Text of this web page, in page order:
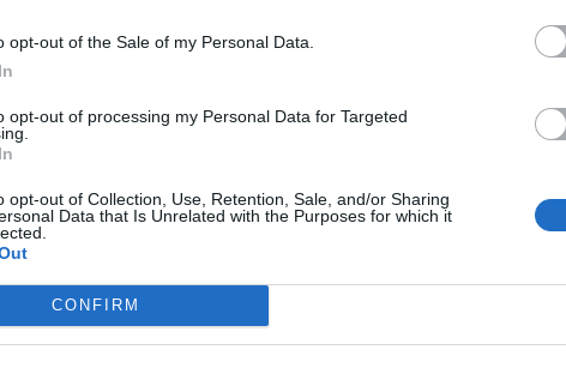
opt-out of the Sale of my Personal Data.
opt-out of processing my Personal Data for Targeted
opt-out of Collection, Use, Retention, Sale, and/or Sharing
Data that Is Unrelated with the Purposes for which it
CONFIRM
Trump.
Dimitrescu a fost consilier al fostului deputat
Justiției care pe 31 ianuarie 2017 a promovat
dădea startul distrugerii justiției.
-